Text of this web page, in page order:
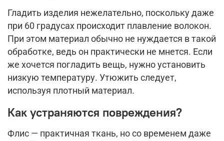
Гладить изделия нежелательно, поскольку даже
при 60 градусах происходит плавление волокон.
При этом материал обычно не нуждается в такой
обработке, ведь он практически не мнется. Если
же хочется погладить вещь, нужно установить
низкую температуру. Утюжить следует,
используя плотный материал.
Как устраняются повреждения?
Флис — практичная ткань, но со временем даже